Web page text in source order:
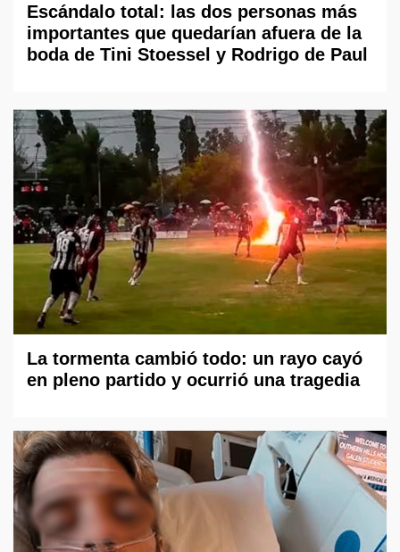
Escándalo total: las dos personas más
importantes que quedarían afuera de la
boda de Tini Stoessel y Rodrigo de Paul
La tormenta cambió todo: un rayo cayó
en pleno partido y ocurrió una tragedia